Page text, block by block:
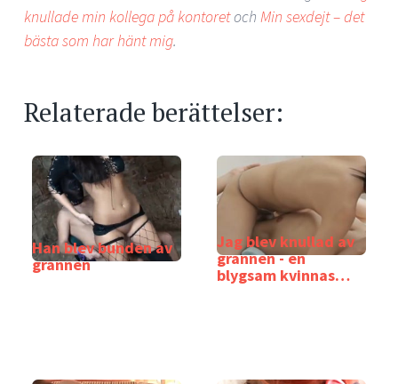
knullade min kollega på kontoretoch Min sexdejt – det
bästa som har hänt mig.
Relaterade berättelser:
Han blev bunden av
grannen
Jag blev knullad av
grannen - en
blygsam kvinnas